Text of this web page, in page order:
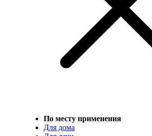
По месту применения
Для дома